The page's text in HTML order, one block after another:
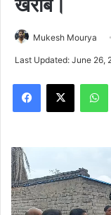
खराब।
Mukesh Mourya
Last Updated: June 26,
Facebook
X